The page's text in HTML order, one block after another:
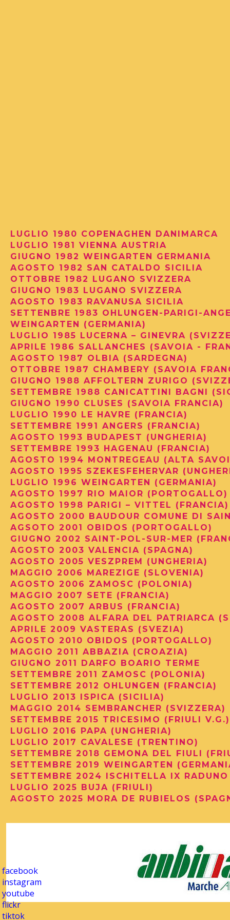
facebook
instagram
youtube
flickr
tiktok
LUGLIO 1980 COPENAGHEN DANIMARCA
LUGLIO 1981 VIENNA AUSTRIA
GIUGNO 1982 WEINGARTEN GERMANIA
AGOSTO 1982 SAN CATALDO SICILIA
OTTOBRE 1982 LUGANO SVIZZERA
GIUGNO 1983 LUGANO SVIZZERA
AGOSTO 1983 RAVANUSA SICILIA
SETTENBRE 1983 OHLUNGEN-PARIGI-
WEINGARTEN (GERMANIA)
LUGLIO 1985 LUCERNA – GINEVRA
APRILE 1986 SALLANCHES (SAVOIA -
AGOSTO 1987 OLBIA (SARDEGNA)
OTTOBRE 1987 CHAMBERY (SAVOIA
GIUGNO 1988 AFFOLTERN ZURIGO
SETTEMBRE 1988 CANICATTINI BAGNI
GIUGNO 1990 CLUSES (SAVOIA FRANCIA)
LUGLIO 1990 LE HAVRE (FRANCIA)
SETTEMBRE 1991 ANGERS (FRANCIA)
AGOSTO 1993 BUDAPEST (UNGHERIA)
SETTEMBRE 1993 HAGENAU (FRANCIA)
AGOSTO 1994 MONTREGEAU (ALTA
AGOSTO 1995 SZEKESFEHERVAR
LUGLIO 1996 WEINGARTEN (GERMANIA)
AGOSTO 1997 RIO MAIOR
AGOSTO 1998 PARIGI – VITTEL
AGOSTO 2000 BAUDOUR COMUNE DI
AGSOTO 2001 OBIDOS (PORTOGALLO)
GIUGNO 2002 SAINT-POL-SUR-MER
AGOSTO 2003 VALENCIA (SPAGNA)
AGOSTO 2005 VESZPREM (UNGHERIA)
MAGGIO 2006 MAREZIGE (SLOVENIA)
AGOSTO 2006 ZAMOSC (POLONIA)
MAGGIO 2007 SETE (FRANCIA)
AGOSTO 2007 ARBUS (FRANCIA)
AGOSTO 2008 ALFARA DEL PATRIARCA
APRILE 2009 VASTERAS (SVEZIA)
AGOSTO 2010 OBIDOS (PORTOGALLO)
MAGGIO 2011 ABBAZIA (CROAZIA)
GIUGNO 2011 DARFO BOARIO TERME
SETTEMBRE 2011 ZAMOSC (POLONIA)
SETTEMBRE 2012 OHLUNGEN (FRANCIA)
LUGLIO 2013 ISPICA (SICILIA)
MAGGIO 2014 SEMBRANCHER (SVIZZERA)
SETTEMBRE 2015 TRICESIMO (FRIULI
LUGLIO 2016 PAPA (UNGHERIA)
LUGLIO 2017 CAVALESE (TRENTINO)
SETTEMBRE 2018 GEMONA DEL FIULI
SETTEMBRE 2019 WEINGARTEN
SETTEMBRE 2024 ISCHITELLA IX
LUGLIO 2025 BUJA (FRIULI)
AGOSTO 2025 MORA DE RUBIELOS